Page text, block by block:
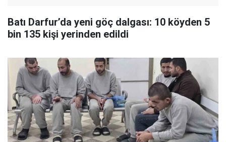
Batı Darfur’da yeni göç dalgası: 10 köyden 5
bin 135 kişi yerinden edildi